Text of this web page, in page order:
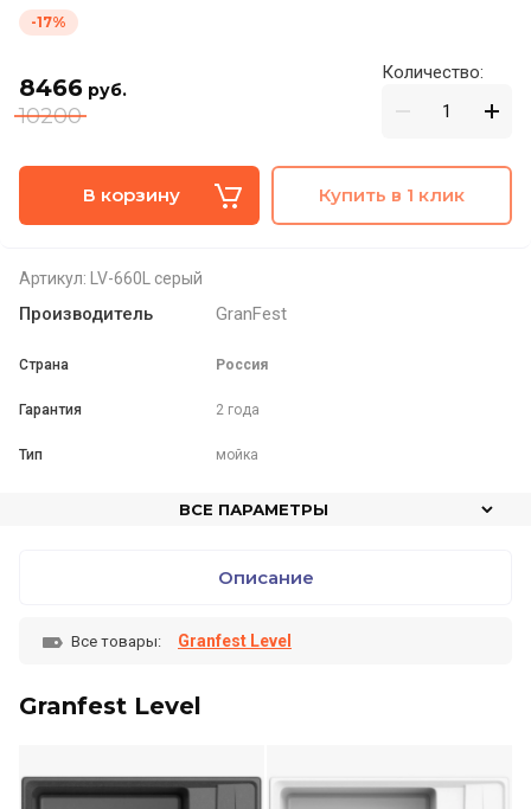
-17%
8466 руб.
10200
Количество:
В корзину Купить в 1 клик
Артикул: LV-660L серый
Производитель GranFest
Страна Россия
Гарантия 2 года
Тип мойка
ВСЕ ПАРАМЕТРЫ
Описание
Все товары: Granfest Level
Granfest Level